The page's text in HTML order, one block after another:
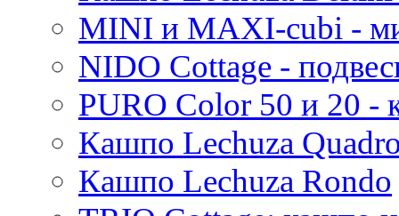
MINI и MAXI-cubi -
NIDO Cottage -
PURO Color 50 и 20
Кашпо Lechuza
Кашпо Lechuza Rondo